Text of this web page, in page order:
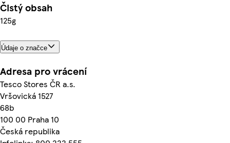
Čistý obsah
125g
Údaje o značce
Adresa pro vrácení
Tesco Stores ČR a.s.
Vršovická 1527
68b
100 00 Praha 10
Česká republika